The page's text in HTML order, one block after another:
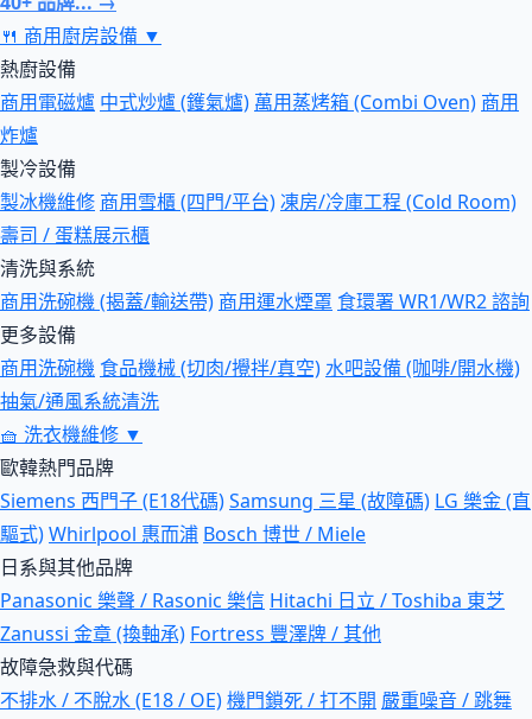
🍴 商用廚房設備 ▼
熱廚設備
商用電磁爐 中式炒爐 (鑊氣爐) 萬用蒸烤箱 (Combi Oven) 商用
炸爐
製冷設備
製冰機維修 商用雪櫃 (四門/平台)凍房/冷庫工程 (Cold Room)
壽司 / 蛋糕展示櫃
清洗與系統
商用洗碗機 (揭蓋/輸送帶) 商用運水煙罩 食環署 WR1/WR2 諮詢
更多設備
商用洗碗機 食品機械 (切肉/攪拌/真空)水吧設備 (咖啡/開水機)
抽氣/通風系統清洗
🧺 洗衣機維修 ▼
歐韓熱門品牌
Siemens 西門子 (E18代碼)Samsung 三星 (故障碼) LG 樂金 (直
驅式)Whirlpool 惠而浦 Bosch 博世 / Miele
日系與其他品牌
Panasonic 樂聲 / Rasonic 樂信 Hitachi 日立 / Toshiba 東芝
Zanussi 金章 (換軸承) Fortress 豐澤牌 / 其他
故障急救與代碼
不排水 / 不脫水 (E18 / OE)機門鎖死 / 打不開 嚴重噪音 / 跳舞